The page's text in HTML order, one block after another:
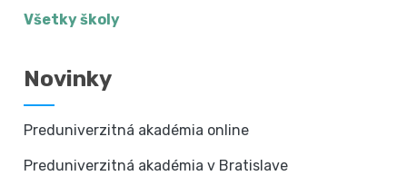
Všetky školy
Novinky
Preduniverzitná akadémia online
Preduniverzitná akadémia v Bratislave